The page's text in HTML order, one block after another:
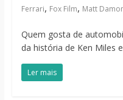
Ferrari, Fox Film, Matt
Quem gosta de
da história de Ken Miles
Ler mais